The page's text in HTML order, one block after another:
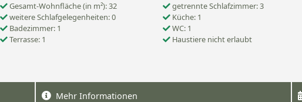
Gesamt-Wohnfläche (in m²): 32
getrennte Schlafzimmer: 3
weitere Schlafgelegenheiten: 0
Küche: 1
Badezimmer: 1
WC: 1
Terrasse: 1
Haustiere nicht erlaubt
Mehr Informationen